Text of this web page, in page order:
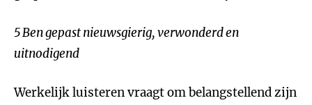
5 Ben gepast nieuwsgierig, verwonderd en
uitnodigend
Werkelijk luisteren vraagt om belangstellend zijn